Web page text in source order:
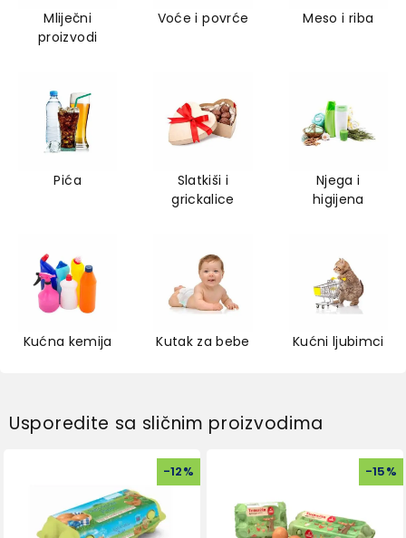
Mliječni
proizvodi
Voće i povrće Meso i riba
Pića
Slatkiši i
grickalice
Njega i
higijena
Kućna kemija Kutak za bebe Kućni ljubimci
Usporedite sa sličnim proizvodima
-12% -15%